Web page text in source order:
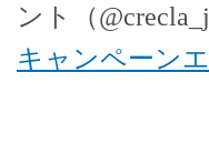
ント（
キャンペーン